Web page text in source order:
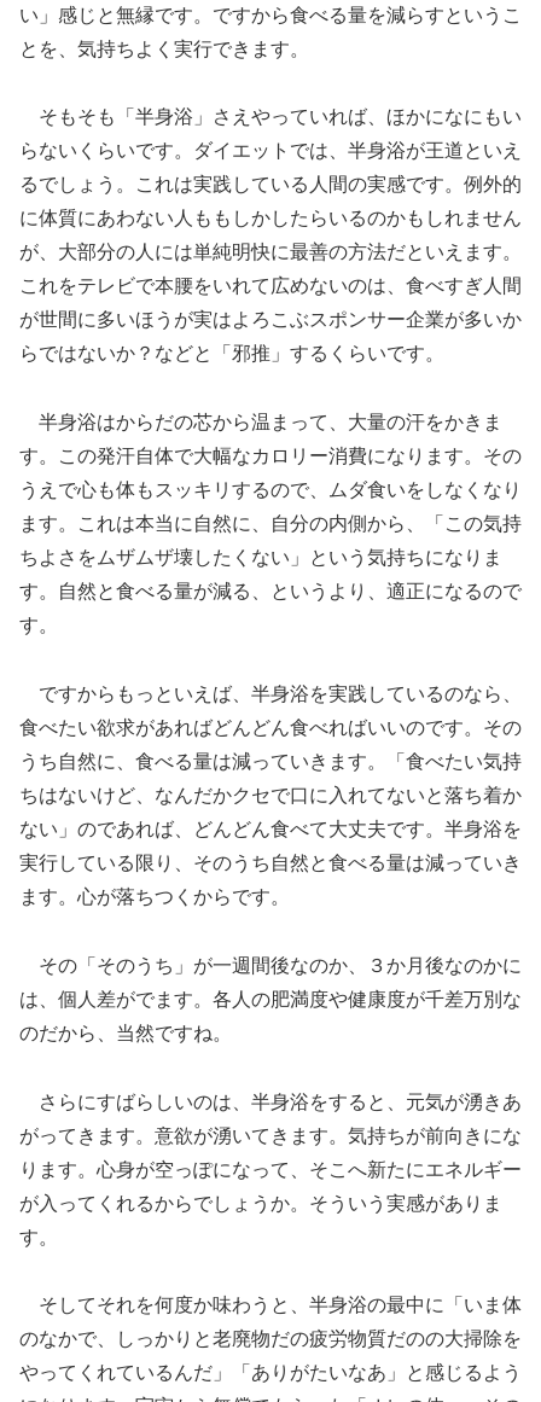
い」感じと無縁です。ですから食べる量を減らすというこ
とを、気持ちよく実行できます。
そもそも「半身浴」さえやっていれば、ほかになにもい
らないくらいです。ダイエットでは、半身浴が王道といえ
るでしょう。これは実践している人間の実感です。例外的
に体質にあわない人ももしかしたらいるのかもしれません
が、大部分の人には単純明快に最善の方法だといえます。
これをテレビで本腰をいれて広めないのは、食べすぎ人間
が世間に多いほうが実はよろこぶスポンサー企業が多いか
らではないか？などと「邪推」するくらいです。
半身浴はからだの芯から温まって、大量の汗をかきま
す。この発汗自体で大幅なカロリー消費になります。その
うえで心も体もスッキリするので、ムダ食いをしなくなり
ます。これは本当に自然に、自分の内側から、「この気持
ちよさをムザムザ壊したくない」という気持ちになりま
す。自然と食べる量が減る、というより、適正になるので
す。
ですからもっといえば、半身浴を実践しているのなら、
食べたい欲求があればどんどん食べればいいのです。その
うち自然に、食べる量は減っていきます。「食べたい気持
ちはないけど、なんだかクセで口に入れてないと落ち着か
ない」のであれば、どんどん食べて大丈夫です。半身浴を
実行している限り、そのうち自然と食べる量は減っていき
ます。心が落ちつくからです。
その「そのうち」が一週間後なのか、３か月後なのかに
は、個人差がでます。各人の肥満度や健康度が千差万別な
のだから、当然ですね。
さらにすばらしいのは、半身浴をすると、元気が湧きあ
がってきます。意欲が湧いてきます。気持ちが前向きにな
ります。心身が空っぽになって、そこへ新たにエネルギー
が入ってくれるからでしょうか。そういう実感がありま
す。
そしてそれを何度か味わうと、半身浴の最中に「いま体
のなかで、しっかりと老廃物だの疲労物質だのの大掃除を
やってくれているんだ」「ありがたいなあ」と感じるよう